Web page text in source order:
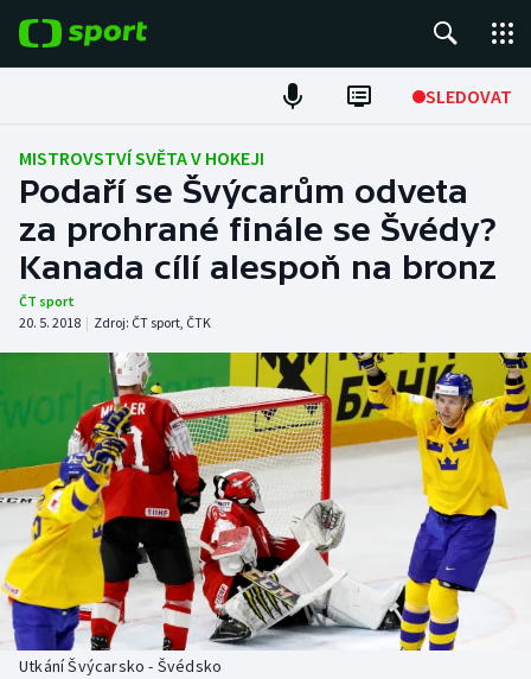
SLEDOVAT
Fotbal
Hokej
Tenis
Atletika
Cyklistika
DALŠÍ SPORTY
Americký fotbal
Baseball a softbal
Basketbal
Biatlon
NEPŘEHLÉDNĚTE
Soutěže
Historické návraty
Aplikace ČT sport
MISTROVSTVÍ SVĚTA V HOKEJI
Podaří se Švýcarům odveta
za prohrané finále se Švédy?
Kanada cílí alespoň na bronz
ČT sport
20. 5. 2018 | Zdroj: ČT sport, ČTK
Utkání Švýcarsko - Švédsko